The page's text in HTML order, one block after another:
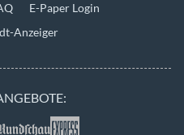
E-Paper Login
Anzeiger